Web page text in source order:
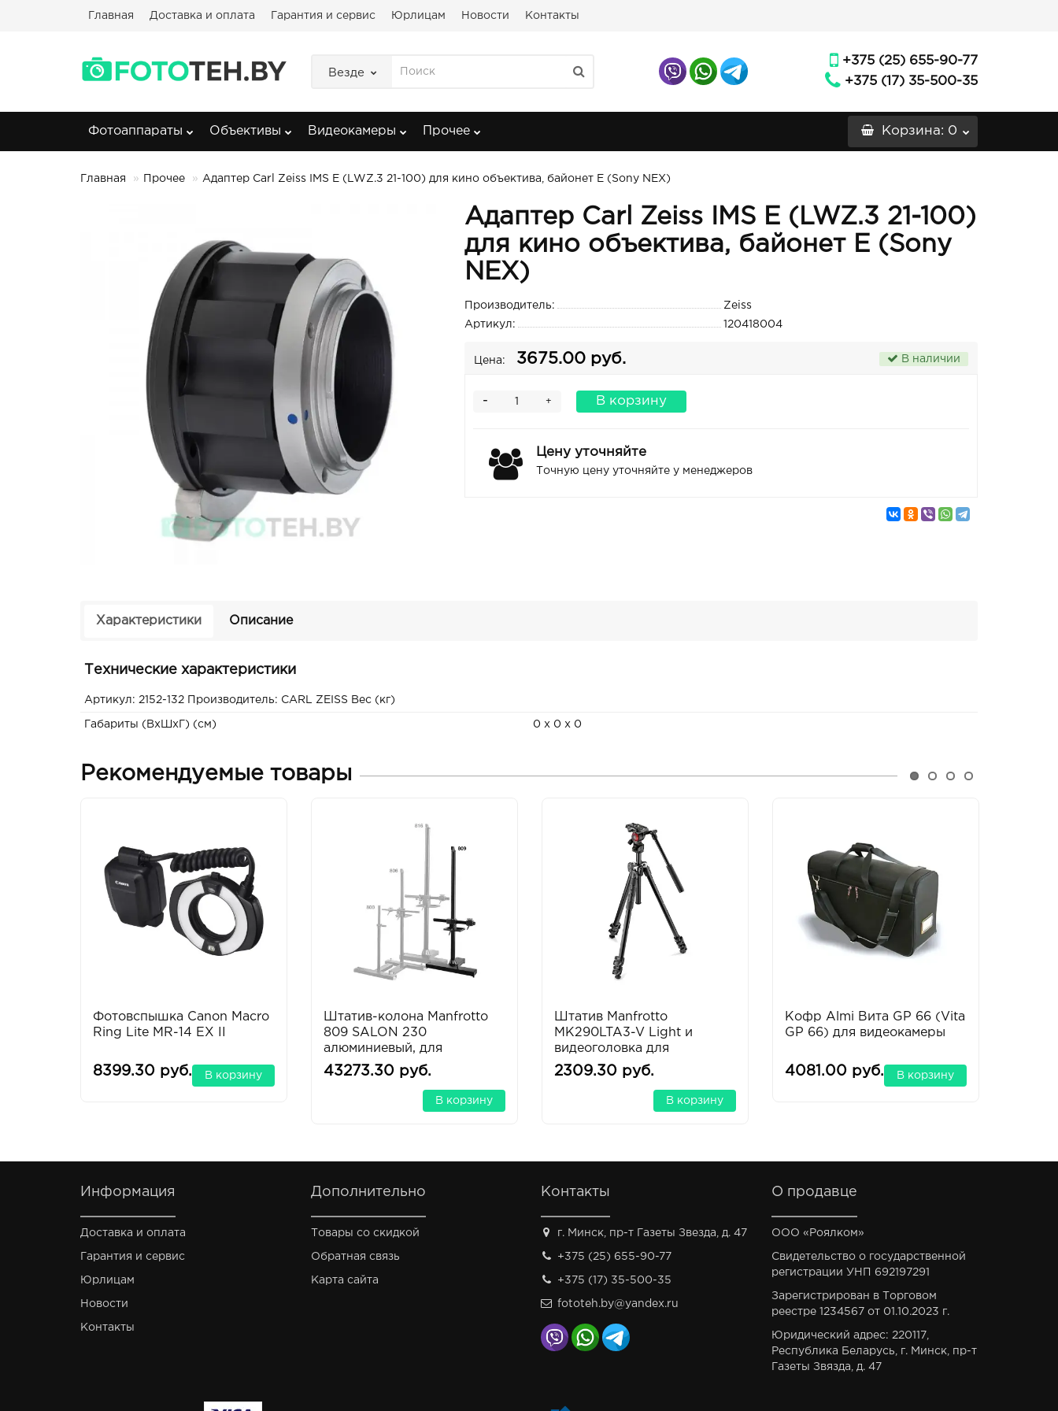
Главная Доставка и оплата Гарантия и сервис Юрлицам Новости Контакты
Везде
+375 (25) 655-90-77
+375 (17) 35-500-35
Фотоаппараты Объективы Видеокамеры Прочее Корзина: 0
Главная Прочее Адаптер Carl Zeiss IMS E (LWZ.3 21-100) для кино объектива, байонет E (Sony NEX)
Адаптер Carl Zeiss IMS E (LWZ.3 21-100)
для кино объектива, байонет E (Sony
NEX)
Производитель:
Zeiss
Артикул:
120418004
Цена: 3675.00 руб. В наличии
+
- В корзину
Цену уточняйте
Точную цену уточняйте у менеджеров
Характеристики Описание
Технические характеристики
Артикул: 2152-132 Производитель: CARL ZEISS Вес (кг)
Габариты (ВxШxГ) (см) 0 x 0 x 0
Рекомендуемые товары
Фотовспышка Canon Macro
Ring Lite MR-14 EX II
8399.30 руб. В корзину
Штатив-колона Manfrotto
809 SALON 230
алюминиевый, для
фотокамеры
43273.30 руб.
В корзину
Штатив Manfrotto
MK290LTA3-V Light и
видеоголовка для
фотокамеры
2309.30 руб.
В корзину
Кофр Almi Вита GP 66 (Vita
GP 66) для видеокамеры
4081.00 руб. В корзину
Информация
Доставка и оплата
Гарантия и сервис
Юрлицам
Новости
Контакты
Дополнительно
Товары со скидкой
Обратная связь
Карта сайта
Контакты
г. Минск, пр-т Газеты Звезда, д. 47
+375 (25) 655-90-77
+375 (17) 35-500-35
fototeh.by@yandex.ru
О продавце
ООО «Роялком»
Свидетельство о государственной
регистрации УНП 692197291
Зарегистрирован в Торговом
реестре 1234567 от 01.10.2023 г.
Юридический адрес: 220117,
Республика Беларусь, г. Минск, пр-т
Газеты Звязда, д. 47